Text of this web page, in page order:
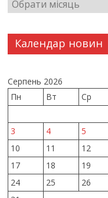
Календар новин
Серпень 2026
Пн
Вт Ср
3
4 5
10
11 12
17
18 19
24
25 26